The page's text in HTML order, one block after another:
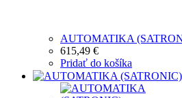
AUTOMATIKA
615,49 €
Pridať do košíka